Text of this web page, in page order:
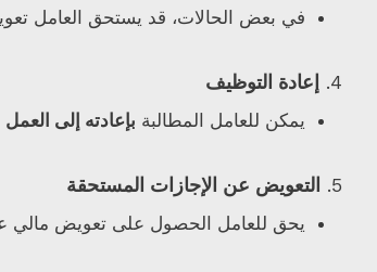
في بعض الحالات، قد يستحق العامل
4. إعادة التوظيف
يمكن للعامل المطالبة بإعادته إلى العمل
5. التعويض عن الإجازات المستحقة
يحق للعامل الحصول على تعويض مالي